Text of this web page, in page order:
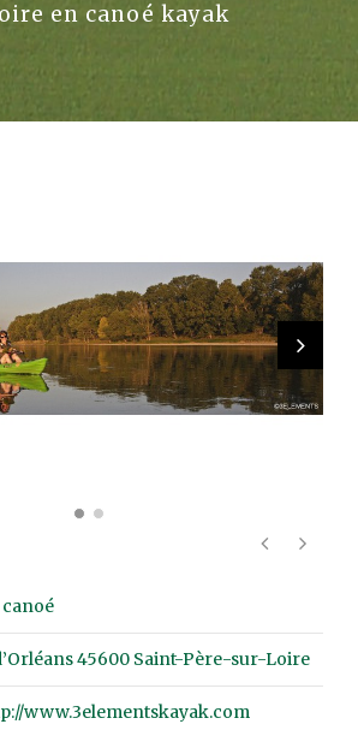
en canoé kayak
canoé
45600 Saint-Père-sur-Loire
www.3elementskayak.com